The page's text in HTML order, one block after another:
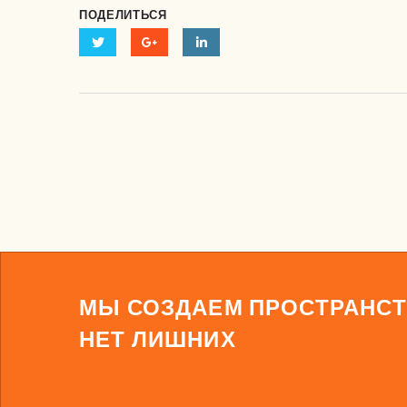
ПОДЕЛИТЬСЯ
МЫ СОЗДАЕМ
НЕТ ЛИШНИХ